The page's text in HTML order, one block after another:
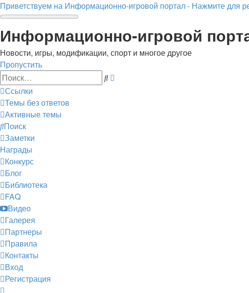
Приветствуем на Информационно-игровой портал - Нажмите для
Информационно-игровой
Новости, игры, модификации, спорт и многое другое
Пропустить
Поиск
Ссылки
Темы без ответов
Активные темы
Поиск
Заметки
Награды
Конкурс
Блог
Библиотека
FAQ
Видео
Галерея
Партнеры
Правила
Контакты
Вход
Регистрация